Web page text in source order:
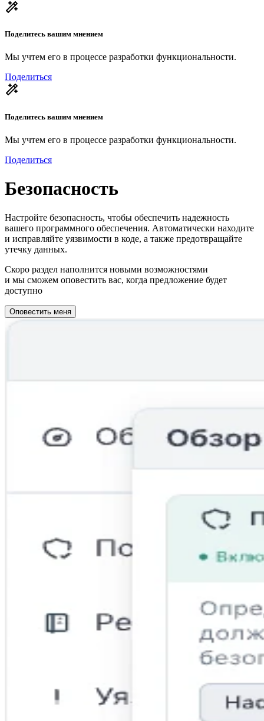
Поделитесь вашим мнением
Мы учтем его в процессе разработки функциональности.
Поделиться
Поделитесь вашим мнением
Мы учтем его в процессе разработки функциональности.
Поделиться
Безопасность
Настройте безопасность, чтобы обеспечить надежность
вашего программного обеспечения. Автоматически находите
и исправляйте уязвимости в коде, а также предотвращайте
утечку данных.
Скоро раздел наполнится новыми возможностями
и мы сможем оповестить вас, когда предложение будет
доступно
Оповестить меня